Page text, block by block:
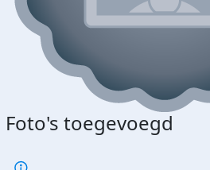
Foto's toegevoegd